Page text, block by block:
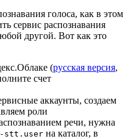
голоса, как в этом
сервис распознавания
другой. Вот как это
(русская версия,
счет
аккаунты, создаем
роли
речи, нужна
stt.user на каталог, в